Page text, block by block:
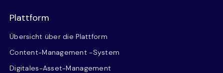
Plattform
Übersicht über die Plattform
Content-Management -System
Digitales-Asset-Management